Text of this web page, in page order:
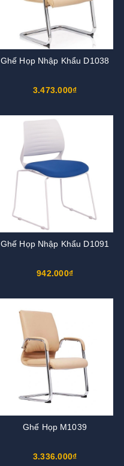
Ghế Họp Nhập Khẩu D1038
3.473.000₫
Ghế Họp Nhập Khẩu D1091
942.000₫
Ghế Họp M1039
3.336.000₫